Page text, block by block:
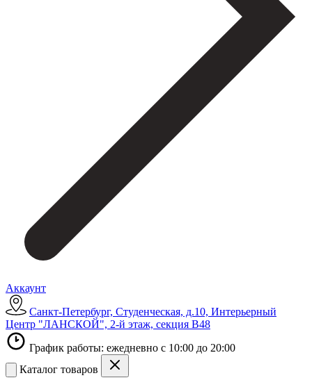
Аккаунт
Санкт-Петербург, Студенческая, д.10, Интерьерный
Центр "ЛАНСКОЙ", 2-й этаж, секция В48
График работы: ежедневно с 10:00 до 20:00
Каталог товаров